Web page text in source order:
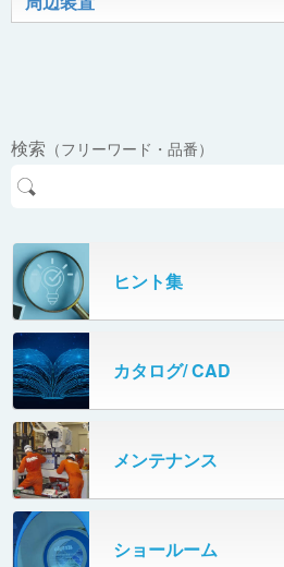
パレットコンベヤ
OKベルコン（スタンダードタ
バラピッキングロボットシステム
ロボットパレタイザAi1800Ⅱ
ビジョンデパレタイズシステム
PHC80L
ガントレーパレタイザ
PHC350・PHC330
PZC150・PZC110
DHC350
667
パーフェクトベヤー® / PV（スチー
製）
パーフェクトベヤー® / AP（アル
タテコン® / TC
オリプナー
高速転換機
スタッカ&アンスタッカ
米袋自動投入装置
フローラック自動補充装置
牛乳パック自動投入装置
ターンコンベヤ
検索 （フリーワード・品番）
ヒント集
カタログ/ CAD
メンテナンス
ショールーム